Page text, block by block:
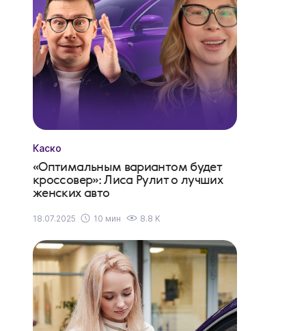
Каско
«Оптимальным вариантом будет
кроссовер»: Лиса Рулит о лучших
женских авто
18.07.2025 10 мин 8.8 K